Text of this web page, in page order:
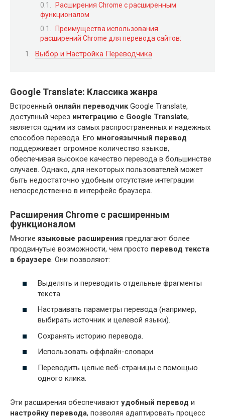
Расширения Chrome с расширенным
функционалом
Преимущества использования
расширений Chrome для перевода сайтов:
Выбор и Настройка Переводчика
Google Translate: Классика жанра
Встроенный онлайн переводчикGoogle Translate,
доступный через интеграцию с Google Translate,
является одним из самых распространенных и надежных
способов перевода. Его многоязычный перевод
поддерживает огромное количество языков,
обеспечивая высокое качество перевода в большинстве
случаев. Однако, для некоторых пользователей может
быть недостаточно удобным отсутствие интеграции
непосредственно в интерфейс браузера.
Расширения Chrome с расширенным
функционалом
Многие языковые расширения предлагают более
продвинутые возможности, чем просто перевод текста
в браузере. Они позволяют:
Выделять и переводить отдельные фрагменты
текста.
Настраивать параметры перевода (например,
выбирать источник и целевой языки).
Сохранять историю перевода.
Использовать оффлайн-словари.
Переводить целые веб-страницы с помощью
одного клика.
Эти расширения обеспечивают удобный перевод и
настройку перевода, позволяя адаптировать процесс